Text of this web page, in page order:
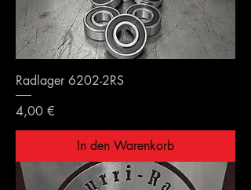
Radlager 6202-2RS
Preis
4,00 €
In den Warenkorb